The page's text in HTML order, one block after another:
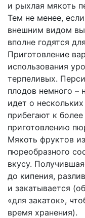
и рыхлая мякоть
Тем не менее,
внешним видом
вполне годятся
Приготовление
использования
терпеливых.
плодов немного –
идет о
прибегают к
приготовлению
Мякоть фруктов
пюреобразного
вкусу.
до кипения,
и закатывается
«для закаток»,
время хранения).